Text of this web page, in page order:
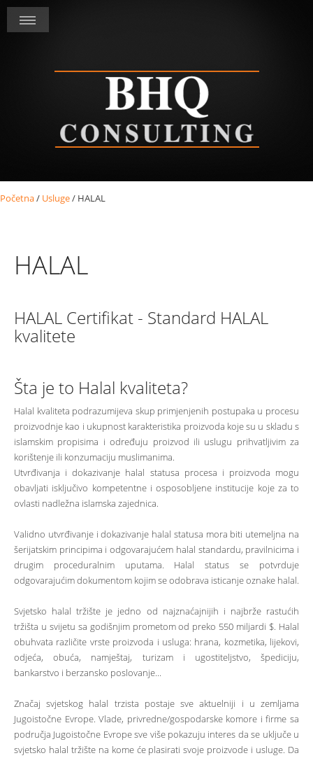
Početna/ Usluge/ HALAL
HALAL
HALAL Certifikat - Standard HALAL
kvalitete
Šta je to Halal kvaliteta?
Halal kvaliteta podrazumijeva skup primjenjenih postupaka u procesu
proizvodnje kao i ukupnost karakteristika proizvoda koje su u skladu s
islamskim propisima i određuju proizvod ili uslugu prihvatljivim za
korištenje ili konzumaciju muslimanima.
Utvrđivanja i dokazivanje halal statusa procesa i proizvoda mogu
obavljati isključivo kompetentne i osposobljene institucije koje za to
ovlasti nadležna islamska zajednica.
Validno utvrđivanje i dokazivanje halal statusa mora biti utemeljna na
šerijatskim principima i odgovarajućem halal standardu, pravilnicima i
drugim proceduralnim uputama. Halal status se potvrduje
odgovarajućim dokumentom kojim se odobrava isticanje oznake halal.
Svjetsko halal tržište je jedno od najznaćajnijih i najbrže rastućih
tržišta u svijetu sa godišnjim prometom od preko 550 miljardi $. Halal
obuhvata različite vrste proizvoda i usluga: hrana, kozmetika, lijekovi,
odjeća, obuća, namještaj, turizam i ugostiteljstvo, špediciju,
bankarstvo i berzansko poslovanje...
Značaj svjetskog halal trzista postaje sve aktuelniji i u zemljama
Jugoistočne Evrope. Vlade, privredne/gospodarske komore i firme sa
područja Jugoistočne Evrope sve više pokazuju interes da se uključe u
svjetsko halal tržište na kome će plasirati svoje proizvode i usluge. Da